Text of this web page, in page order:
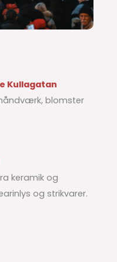
Kullagatan
blomster
keramik og
og strikvarer.